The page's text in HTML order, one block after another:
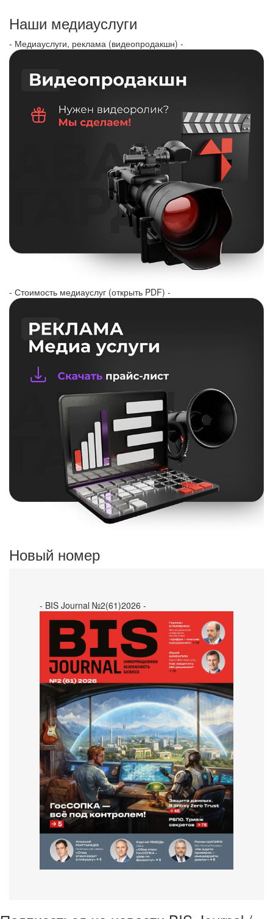
Наши медиауслуги
- Медиауслуги, реклама (видеопродакшн) -
- Стоимость медиауслуг (открыть PDF) -
Новый номер
- BIS Journal №2(61)2026 -